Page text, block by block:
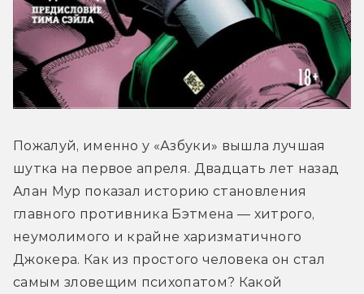
Пожалуй, именно у «Азбуки» вышла лучшая
шутка на первое апреля. Двадцать лет назад
Алан Мур показал историю становления
главного противника Бэтмена — хитрого,
неумолимого и крайне харизматичного
Джокера. Как из простого человека он стал
самым зловещим психопатом? Какой